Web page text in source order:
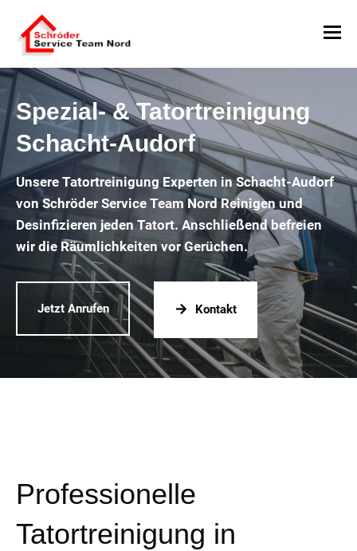
Spezial- & Tatortreinigung
Schacht-Audorf
Unsere Tatortreinigung Experten in Schacht-Audorf
von Schröder Service Team Nord Reinigen und
Desinfizieren jeden Tatort. Anschließend befreien
wir die Räumlichkeiten vor Gerüchen.
Jetzt Anrufen Kontakt
Professionelle
Tatortreinigung in